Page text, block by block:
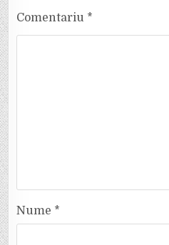
Comentariu *
Nume *